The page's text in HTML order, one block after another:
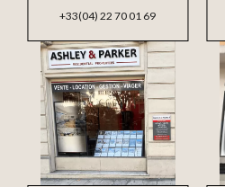
+33(04) 22 70 01 69